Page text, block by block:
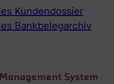
Kundendossier
Bankbelegarchiv
System